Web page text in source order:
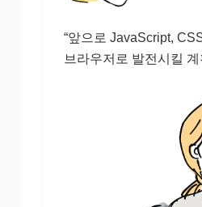
“앞으로 JavaScript,
브라우저로 발전시킬